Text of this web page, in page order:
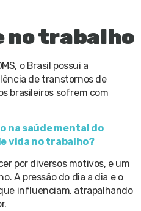
no trabalho
o Brasil possui a
de transtornos de
brasileiros sofrem com
na saúde mental do
vida no trabalho?
por diversos motivos, e um
A pressão do dia a dia e o
influenciam, atrapalhando